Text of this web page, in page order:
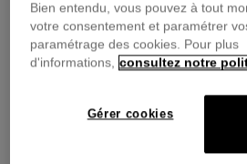
DESCRIPTION
COMPOSITION
Bien entendu, vous pouvez à tout
votre consentement et paramétrer
paramétrage des cookies. Pour plus
d'informations, consultez notre
Gérer cookies